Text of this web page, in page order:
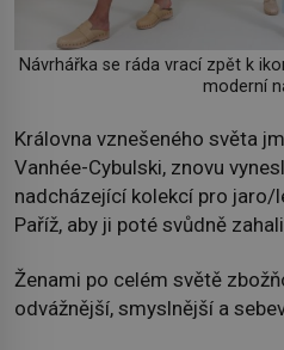
Návrhářka se ráda vrací zpět k
moderní
Královna vznešeného světa
Vanhée-Cybulski, znovu
nadcházející kolekcí pro
Paříž, aby ji poté svůdně
Ženami po celém světě
odvážnější, smyslnější a